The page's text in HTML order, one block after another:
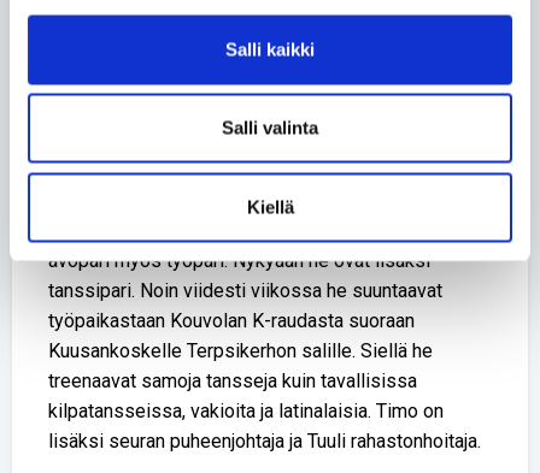
Salli kaikki
Salli valinta
Kiellä
– Leirillä kokeilin ensi kertaa Timon kanssa combi-
istuen ja toinen, vammaton, pystyssä.
Pyykkösestä tuli Harjun valmentaja. He viettivät aina
avopari myös työpari. Nykyään he ovat lisäksi
tanssipari. Noin viidesti viikossa he suuntaavat
työpaikastaan Kouvolan K-raudasta suoraan
Kuusankoskelle Terpsikerhon salille. Siellä he
treenaavat samoja tansseja kuin tavallisissa
kilpatansseissa, vakioita ja latinalaisia. Timo on
lisäksi seuran puheenjohtaja ja Tuuli rahastonhoitaja.